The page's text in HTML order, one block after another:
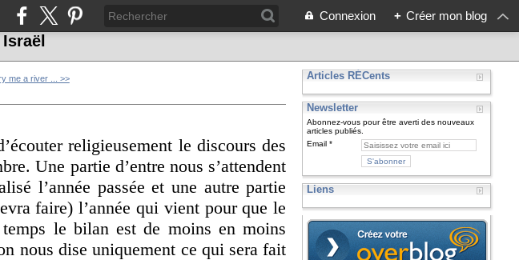
Connexion + Créer mon blog
me a river ... >>
religieusement le discours des
Une partie d’entre nous s’attendent
l’année passée et une autre partie
faire) l’année qui vient pour que le
le bilan est de moins en moins
nous dise uniquement ce qui sera fait
Articles RÉCents
Newsletter
Abonnez-vous pour être averti des nouveaux
articles publiés.
Email
Liens